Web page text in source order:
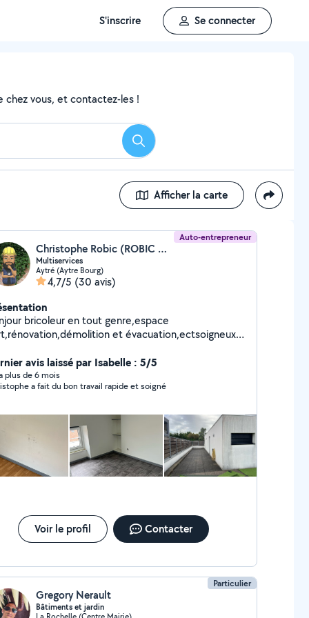
S'inscrire Se connecter
chez vous, et contactez-les !
Rechercher
Afficher la carte
Auto-entrepreneur
Christophe Robic (ROBIC MULTISERVICES)
Multiservices
Aytré (Aytre Bourg)
4,7/5 (30 avis)
bricoleur en tout genre,espace
et évacuation,ectsoigneux
avis laissé par Isabelle : 5/5
plus de 6 mois
a fait du bon travail rapide et soigné
Voir le profil Contacter
Particulier
Gregory Nerault
Bâtiments et jardin